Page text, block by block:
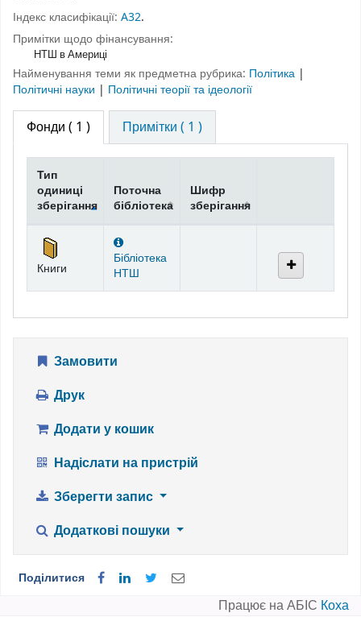
Індекс класифікації: A32.
Примітки щодо фінансування:
НТШ в Америці
Найменування теми як предметна рубрика: Політика |
Політичні науки | Політичні теорії та ідеології
Фонди ( 1 ) Примітки ( 1 )
Фонди
Тип
одиниці
зберігання
Поточна
бібліотека
Шифр
зберігання
Книги
Бібліотека
НТШ
Замовити
Друк
Додати у кошик
Надіслати на пристрій
Зберегти запис
Додаткові пошуки
Поділитися
Працює на АБІС Коха